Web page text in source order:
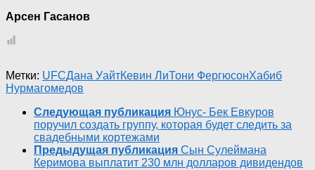
Арсен Гасанов
Метки: UFCДана УайтКевин ЛиТони ФергюсонХабиб
Нурмагомедов
Следующая публикация Юнус- Бек Евкуров
поручил создать группу, которая будет следить за
свадебными кортежами
Предыдущая публикация Сын Сулеймана
Керимова выплатит 230 млн долларов дивидендов